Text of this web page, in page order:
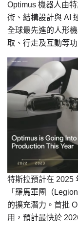
Optimus 機器人由
術、結構設計與 AI
全球最先進的人形
取、行走及互動等功
特斯拉預計在 2025
「羅馬軍團（
的擴充潛力。首批
用，預計最快於